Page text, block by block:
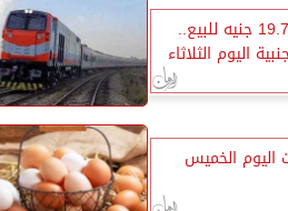
الدولار يسجل 19.72 جنيه للبيع..
اليوم الثلاثاء
اليوم الخميس